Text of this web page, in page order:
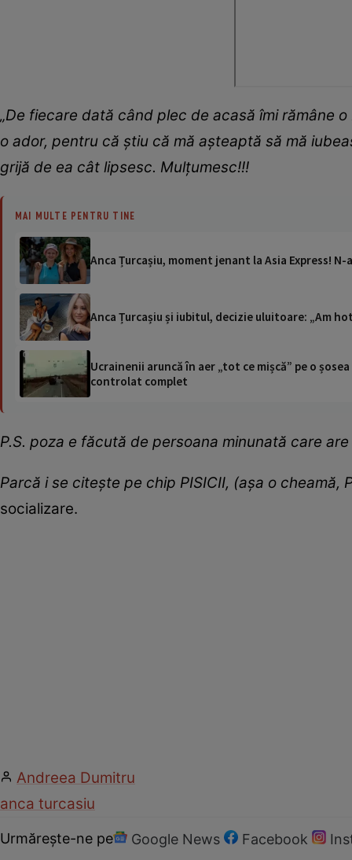
„De fiecare dată când plec de acasă îmi rămâne
o ador, pentru că știu că mă așteaptă să mă
grijă de ea cât lipsesc. Mulțumesc!!!
MAI MULTE PENTRU TINE
Anca Țurcașiu, moment jenant la Asia Express!
Anca Țurcașiu și iubitul, decizie uluitoare: „Am
Ucrainenii aruncă în aer „tot ce mișcă” pe o
controlat complet
P.S. poza e făcută de persoana minunată care
Parcă i se citește pe chip PISICII, (așa o cheamă,
socializare.
Andreea Dumitru
anca turcasiu
Urmărește-ne pe Google News Facebook